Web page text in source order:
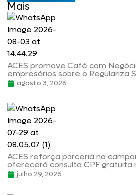
Mais
ACES promove Café com
empresários sobre o Regulariza
agosto 3, 2026
ACES reforça parceria na
oferecerá consulta CPF gratuita
julho 29, 2026